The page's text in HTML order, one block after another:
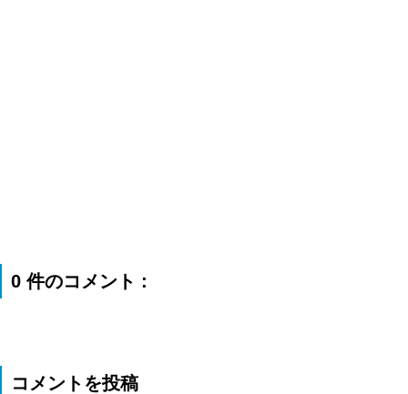
0 件のコメント :
コメントを投稿